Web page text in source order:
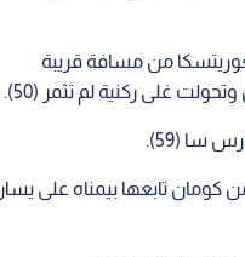
من مسافة قريبة
غلى ركنية لم تثمر (50).
سا (59).
كومان تابعها بيمناه على يسار